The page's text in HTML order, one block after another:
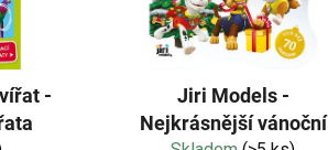
-
Jiri Models -
Nejkrásnější vánoční